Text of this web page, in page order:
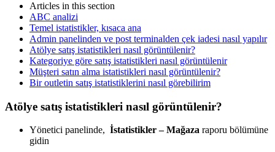
Articles in this section
ABC analizi
Temel istatistikler, kısaca ana
Admin panelinden ve post terminalden çek iadesi nasıl yapılır
Atölye satış istatistikleri nasıl görüntülenir?
Kategoriye göre satış istatistikleri nasıl görüntülenir
Müşteri satın alma istatistikleri nasıl görüntülenir?
Bir outletin satış istatistiklerini nasıl görebilirim
Atölye satış istatistikleri nasıl görüntülenir?
Yönetici panelinde, İstatistikler – Mağaza raporu bölümüne
gidin